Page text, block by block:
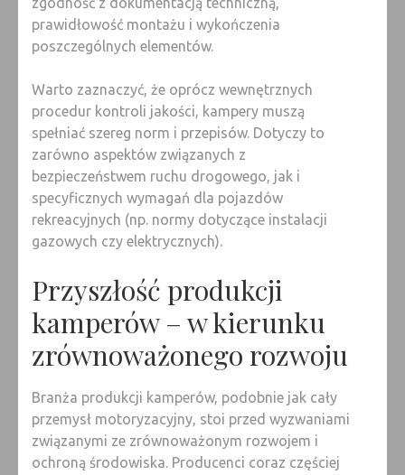
prawidłowość montażu i wykończenia
poszczególnych elementów.
Warto zaznaczyć, że oprócz wewnętrznych
procedur kontroli jakości, kampery muszą
spełniać szereg norm i przepisów. Dotyczy to
zarówno aspektów związanych z
bezpieczeństwem ruchu drogowego, jak i
specyficznych wymagań dla pojazdów
rekreacyjnych (np. normy dotyczące instalacji
gazowych czy elektrycznych).
Przyszłość produkcji
kamperów – w kierunku
zrównoważonego rozwoju
Branża produkcji kamperów, podobnie jak cały
przemysł motoryzacyjny, stoi przed wyzwaniami
związanymi ze zrównoważonym rozwojem i
ochroną środowiska. Producenci coraz częściej